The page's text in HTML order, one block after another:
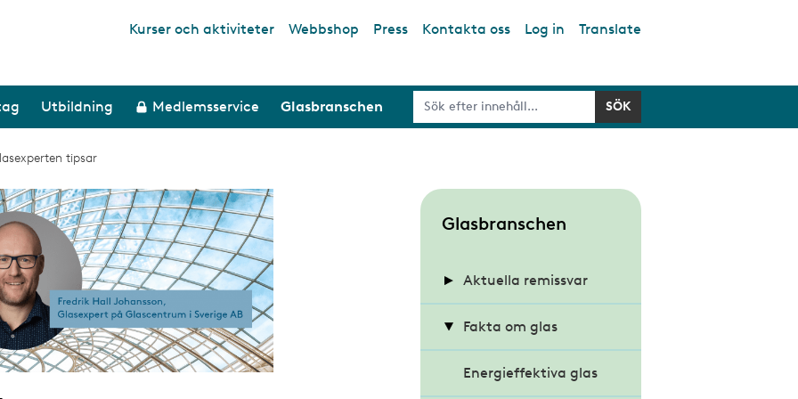
Top links
Kurser och aktiviteter Webbshop Press Kontakta oss Log in Translate
Utbildning Medlemsservice Glasbranschen
tipsar
m
n
Glasbranschen
Aktuella remissvar
Energihushållning och
Fakta om glas
Energieffektiva glas